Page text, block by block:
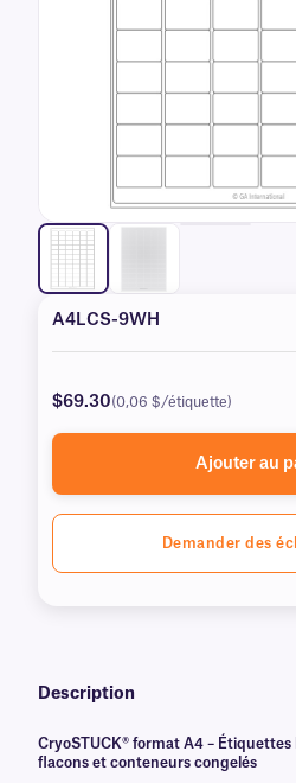
A4LCS-9WH
$69.30(0,06 $/étiquette)
Ajouter au
Demander des
Description
CryoSTUCK® format A4 –
flacons et conteneurs congelés